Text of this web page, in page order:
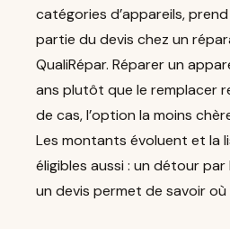
catégories d’appareils,
partie du devis chez un
QualiRépar. Réparer un
ans plutôt que le remplacer
de cas, l’option la moins
Les montants évoluent et la
éligibles aussi : un détour
un devis permet de savoir où